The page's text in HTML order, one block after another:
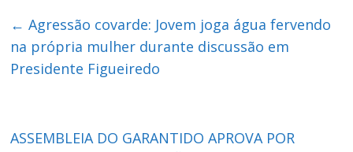
← Agressão covarde: Jovem joga água fervendo
na própria mulher durante discussão em
Presidente Figueiredo
ASSEMBLEIA DO GARANTIDO APROVA POR